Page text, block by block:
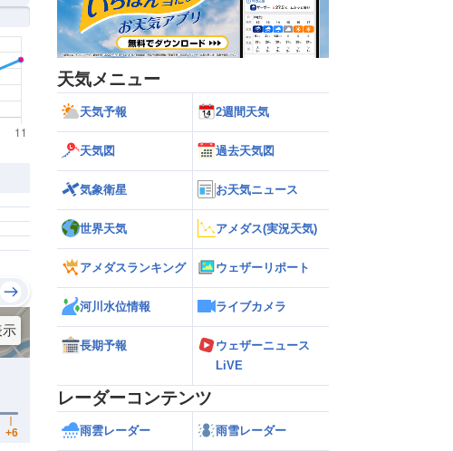
天気メニュー
天気予報 2週間天気
天気図 過去天気図
気象衛星 お天気ニュース
世界天気 アメダス(実況天気)
アメダスランキング ウェザーリポート
河川水位情報 ライブカメラ
長期予報
ウェザーニュース
LiVE
レーダーコンテンツ
雨雲レーダー 雨雪レーダー